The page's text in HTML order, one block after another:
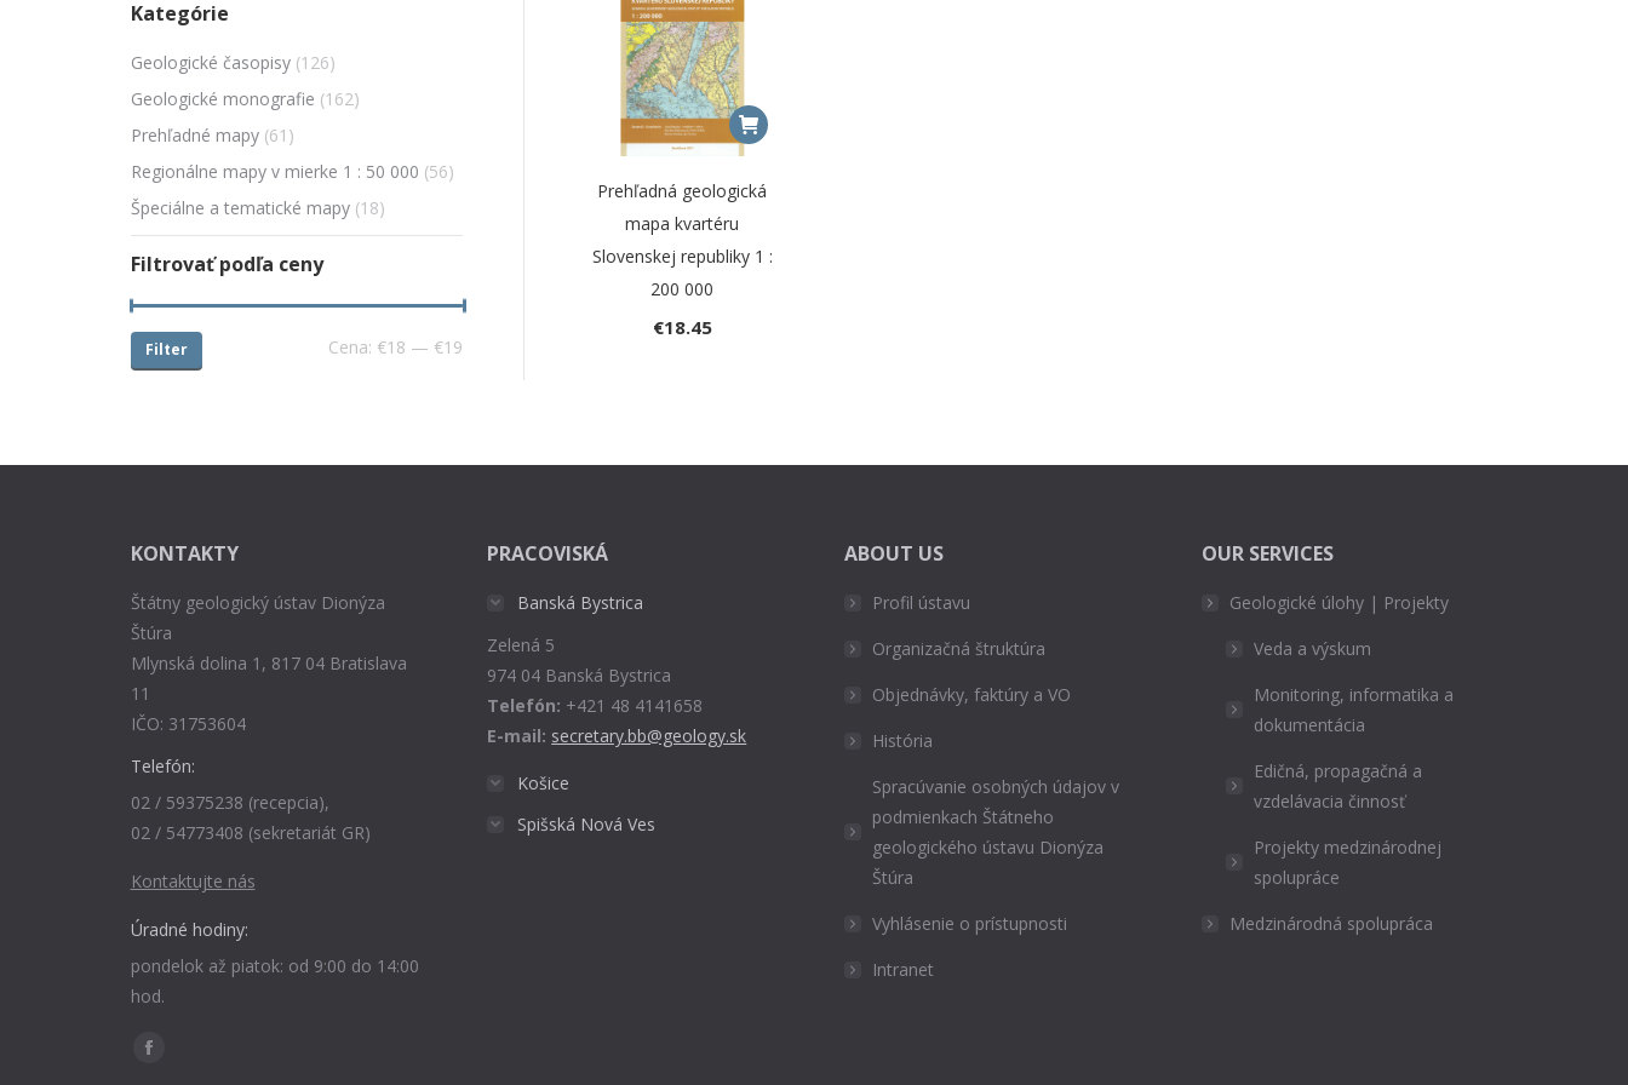
Prehľadná geologická
mapa kvartéru
Slovenskej republiky 1 :
200 000
€18.45
Kategórie
Geologické časopisy (126)
Geologické monografie (162)
Prehľadné mapy (61)
Regionálne mapy v mierke 1 : 50 000 (56)
Špeciálne a tematické mapy (18)
Filtrovať podľa ceny
Filter Cena: €18 — €19
KONTAKTY
Štátny geologický ústav Dionýza
Štúra
Mlynská dolina 1, 817 04 Bratislava
11
IČO: 31753604
Telefón:
02 / 59375238 (recepcia),
02 / 54773408 (sekretariát GR)
Kontaktujte nás
Úradné hodiny:
pondelok až piatok: od 9:00 do 14:00
hod.
Find us on:
Facebook
PRACOVISKÁ
Banská Bystrica
Zelená 5
974 04 Banská Bystrica
Telefón: +421 48 4141658
E-mail: secretary.bb@geology.sk
Košice
Spišská Nová Ves
ABOUT US
Profil ústavu
Organizačná štruktúra
Objednávky, faktúry a VO
História
Spracúvanie osobných údajov v
podmienkach Štátneho
geologického ústavu Dionýza
Štúra
Vyhlásenie o prístupnosti
Intranet
OUR SERVICES
Geologické úlohy | Projekty
Veda a výskum
Monitoring, informatika a
dokumentácia
Edičná, propagačná a
vzdelávacia činnosť
Projekty medzinárodnej
spolupráce
Medzinárodná spolupráca